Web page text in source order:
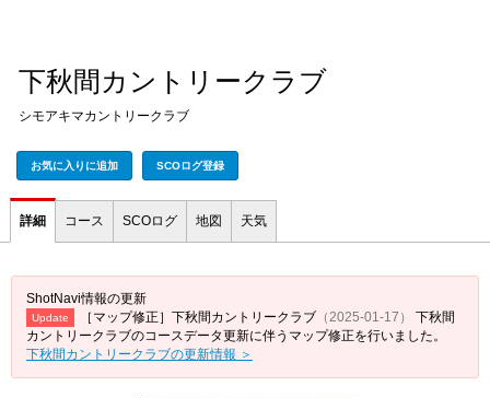
下秋間カントリークラブ
シモアキマカントリークラブ
お気に入りに追加 SCOログ登録
詳細 コース SCOログ 地図 天気
ShotNavi情報の更新
Update ［マップ修正］下秋間カントリークラブ （2025-01-17）
下秋間
カントリークラブのコースデータ更新に伴うマップ修正を行いました。
下秋間カントリークラブの更新情報 ＞